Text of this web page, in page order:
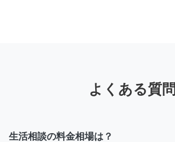
よくある質問
生活相談の料金相場は？